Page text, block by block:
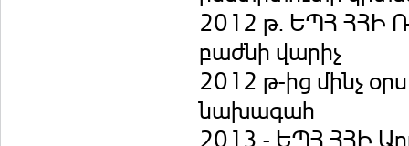
2012 թ. ԵՊՀ ՀՀԻ
բաժնի վարիչ
2012 թ-ից մինչ
նախագահ
2013 - ԵՊՀ ՀՀԻ